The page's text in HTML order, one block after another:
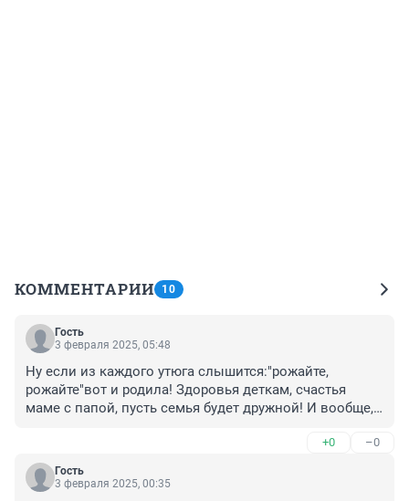
КОММЕНТАРИИ 10
Гость
3 февраля 2025, 05:48
Ну если из каждого утюга слышится:"рожайте,
рожайте"вот и родила! Здоровья деткам, счастья
маме с папой, пусть семья будет дружной! И вообще,
+0 –0
Гость
3 февраля 2025, 00:35